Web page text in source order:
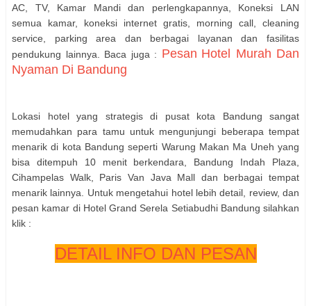
AC, TV, Kamar Mandi dan perlengkapannya, Koneksi LAN
semua kamar, koneksi internet gratis, morning call, cleaning
service, parking area dan berbagai layanan dan fasilitas
pendukung lainnya. Baca juga : Pesan Hotel Murah Dan
Nyaman Di Bandung
Lokasi hotel yang strategis di pusat kota Bandung sangat
memudahkan para tamu untuk mengunjungi beberapa tempat
menarik di kota Bandung seperti Warung Makan Ma Uneh yang
bisa ditempuh 10 menit berkendara, Bandung Indah Plaza,
Cihampelas Walk, Paris Van Java Mall dan berbagai tempat
menarik lainnya. Untuk mengetahui hotel lebih detail, review, dan
pesan kamar di Hotel Grand Serela Setiabudhi Bandung silahkan
klik :
DETAIL INFO DAN PESAN